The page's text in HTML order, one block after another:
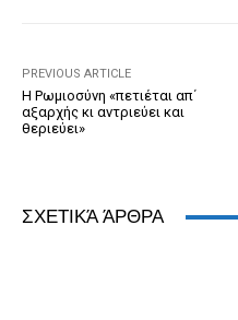
k
PREVIOUS ARTICLE
Η Ρωμιοσύνη «πετιέται απ΄
αξαρχής κι αντριεύει και
θεριεύει»
ΣΧΕΤΙΚΆ ΆΡΘΡΑ